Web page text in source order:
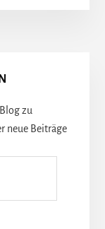
zu
neue Beiträge